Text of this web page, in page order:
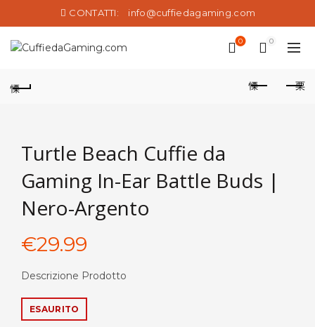
CONTATTI: info@cuffiedagaming.com
0 0
Turtle Beach Cuffie da
Gaming In-Ear Battle Buds |
Nero-Argento
€29.99
Descrizione Prodotto
ESAURITO